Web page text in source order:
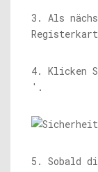
3. Als
4. Klicken
'.
5. Sobald